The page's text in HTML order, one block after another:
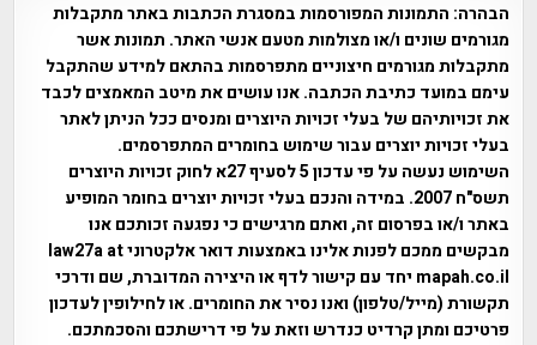
הבהרה: התמונות המפורסמות במסגרת הכתבות באתר מתקבלות
מגורמים שונים ו/או מצולמות מטעם אנשי האתר. תמונות אשר
מתקבלות מגורמים חיצוניים מתפרסמות בהתאם למידע שהתקבל
עימם במועד כתיבת הכתבה. אנו עושים את מיטב המאמצים לכבד
את זכויותיהם של בעלי זכויות היוצרים ומנסים ככל הניתן לאתר
בעלי זכויות יוצרים עבור שימוש בחומרים המתפרסמים.
השימוש נעשה על פי עדכון 5 לסעיף 27א לחוק זכויות היוצרים
תשס"ח 2007. במידה והנכם בעלי זכויות יוצרים בחומר המופיע
באתר ו/או בפרסום זה, ואתם מרגישים כי נפגעה זכותכם אנו
מבקשים ממכם לפנות אלינו באמצעות דואר אלקטרוני law27a at
mapah.co.il יחד עם קישור לדף או היצירה המדוברת, שם ודרכי
תקשורת (מייל/טלפון) ואנו נסיר את החומרים. או לחילופין לעדכון
פרטיכם ומתן קרדיט כנדרש וזאת על פי דרישתכם והסכמתכם.